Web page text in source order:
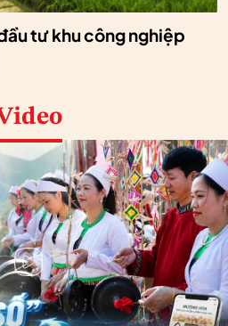
tư khu công nghiệp